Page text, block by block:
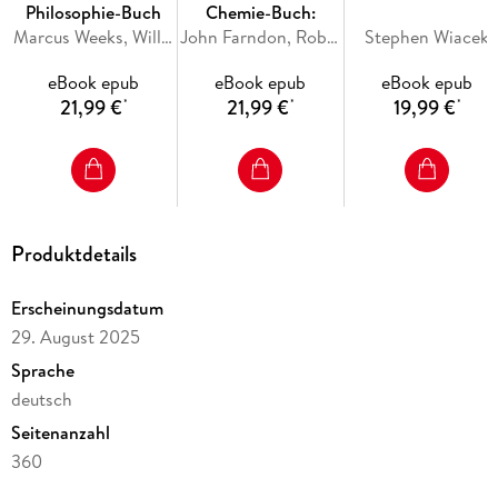
und Menschenrechte bis zu aktuellen Herausforderungen wie
dem Kampf gegen Armut, Terrorismus und Rassismus.
Zusätzlich informieren
Kurzbiografien
anschaulich und
kompakt über die bewegten Lebenswege wichtiger
Persönlichkeiten wie z. B. Konfuzius, Friedrich Nietzsche oder
Michail Gorbatschow.
Politik fundiert und zugänglich - Basiswissen zum Studieren,
Dieses Buch ist Teil der Reihe "Big Ideas".
Philosophie-Buch
Marcus Weeks, Will Buckingham, Douglas Burnham, Clive Hill, Peter J. King
eBook epub
21,99 €*
Chemie-Buch:
John Farndon, Robert Snedden, Andy Brunning, Cathy Cobb, Charlotte Sleigh
eBook epub
21,99 €*
Stephen Wiacek
eBook epub
19,99 €*
Produktdetails
Erscheinungsdatum
29. August 2025
Sprache
deutsch
Seitenanzahl
360